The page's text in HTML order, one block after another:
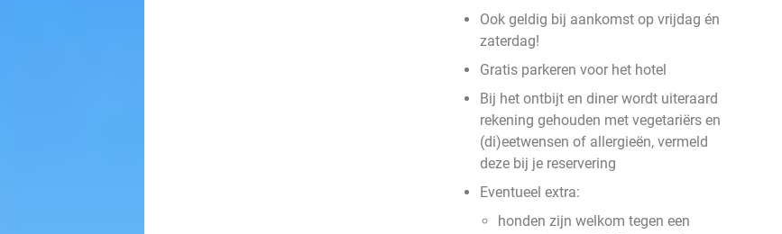
Ook geldig bij aankomst op vrijdag én
zaterdag!
Gratis parkeren voor het hotel
Bij het ontbijt en diner wordt uiteraard
rekening gehouden met vegetariërs en
(di)eetwensen of allergieën, vermeld
deze bij je reservering
Eventueel extra:
honden zijn welkom tegen een